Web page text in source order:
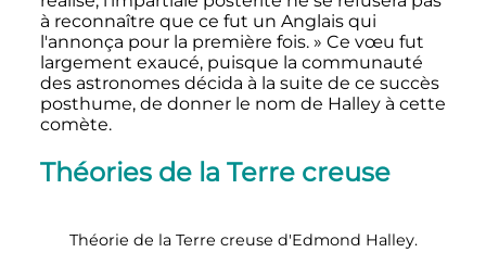
à reconnaître que ce fut un Anglais qui
l'annonça pour la première fois. » Ce vœu fut
largement exaucé, puisque la communauté
des astronomes décida à la suite de ce succès
posthume, de donner le nom de Halley à cette
comète.
Théories de la Terre creuse
Théorie de la Terre creuse d'Edmond Halley.